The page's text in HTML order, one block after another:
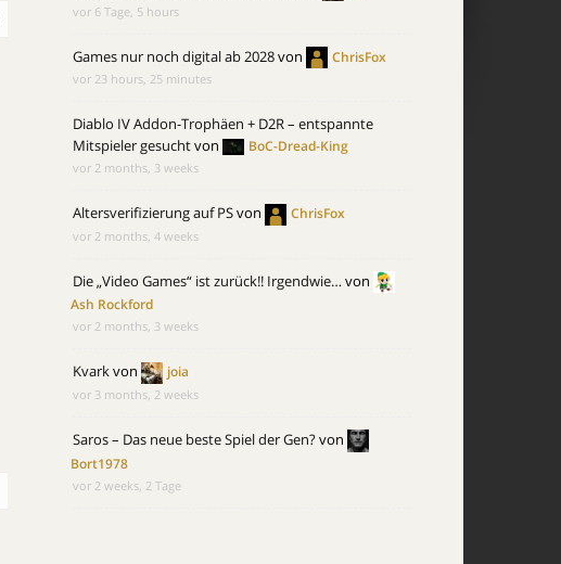
vor 6 Tage, 5 hours
Games nur noch digital ab 2028von ChrisFox
vor 23 hours, 25 minutes
Diablo IV Addon-Trophäen + D2R – entspannte
Mitspieler gesuchtvon BoC-Dread-King
vor 2 months, 3 weeks
Altersverifizierung auf PSvon ChrisFox
vor 2 months, 4 weeks
Die „Video Games“ ist zurück!! Irgendwie…von
Ash Rockford
vor 2 months, 3 weeks
Kvarkvon joia
vor 3 months, 2 weeks
Saros – Das neue beste Spiel der Gen?von
Bort1978
vor 2 weeks, 2 Tage